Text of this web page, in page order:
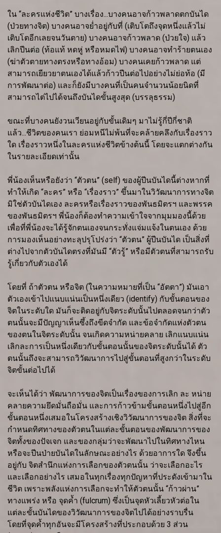
ใน “ละครแห่งชีวิต” บางเรื่อง...บางคนอาจก้าวพลาดตกบันได
(ป่วยทางจิต) บางคนอาจย่ำอยู่กับที่ (เติบโตถึงจุดหนึ่งแล้วไม่
เติบโตอีกเลยจนวันตาย) บางคนอาจก้าวพลาด (ป่วยใจ) แล้ว
เลิกปีนต่อ (ท้อแท้ หดหู่ หรือหมดไฟ) บางคนอาจทำร้ายตนเอง
(ฆ่าตัวตายทางตรงหรือทางอ้อม) บางคนเคยก้าวพลาด แต่
สามารถเยียวยาตนเองได้แล้วก้าวปีนต่อไปอย่างไม่ย่อท้อ (มี
การพัฒนาต่อ) และก็ยังมีบางคนที่เป็นคนจำนวนน้อยนิดที่
สามารถไต่ไปได้จนถึงบันไดขั้นสูงสุด (บรรลุธรรม)
ขณะที่บางคนยังวนเวียนอยู่กับขั้นเดิมๆ มาไม่รู้กี่ปีกี่ชาติ
แล้ว...ชีวิตของคนเรา ย่อมหนีไม่พ้นที่จะคล้ายคลึงกับเรื่องราว
ใด เรื่องราวหนึ่งในละครแห่งชีวิตข้างต้นนี้ โดยจะแตกต่างกัน
ในรายละเอียดเท่านั้น
พี่น้องเห็นหรือยังว่า “ตัวตน” (self) ของผู้ปีนบันไดนี้ต่างหากที่
ทำให้เกิด “ละคร” หรือ “เรื่องราว” ขึ้นมาในวิวัฒนาการทางจิต
มิใช่ตัวบันไดเอง ละครหรือเรื่องราวของพันธมิตรฯ และพรรค
ของพันธมิตรฯ พี่น้องก็ต้องทำความเข้าใจจากมุมมองนี้ด้วย
เพื่อที่พี่น้องจะได้รู้จักตนเองจนกระทั่งแจ่มแจ้งในตนเอง ด้วย
การมองเห็นอย่างทะลุปรุโปร่งว่า “ตัวตน” ผู้ปีนบันได เป็นสิ่งที่
ต่างไปจากตัวบันไดตรงที่มันมี “ตัวรู้” หรือมีตัวตนที่สามารถรับ
รู้เกี่ยวกับตัวเองได้
โดยที่ ถ้าตัวตน หรือจิต (ในความหมายที่เป็น “อัตตา”) มันเอา
ตัวเองเข้าไปแนบแน่นเป็นหนึ่งเดียว (identify) กับขั้นตอนของ
จิตในระดับใด มันก็จะติดอยู่กับจิตระดับนั้นไปตลอดจนกว่าตัว
ตนนั้นจะมีปัญญาเห็นซึ้งถึงขีดจำกัด และข้อจำกัดแห่งตัวตน
ของตนในจิตระดับนั้น จนเกิดความหน่ายคลาย เลิกแนบแน่น
เลิกละการเป็นหนึ่งเดียวกับขั้นตอนนั้นของจิตระดับนั้นได้ ตัว
ตนนั้นถึงจะสามารถวิวัฒนาการไปสู่ขั้นตอนที่สูงกว่าในระดับ
จิตขั้นต่อไปได้
จะเห็นได้ว่า พัฒนาการของจิตเป็นเรื่องของการเลิก ละ หน่าย
คลายความยึดมั่นถือมั่น และการก้าวข้ามขั้นตอนหนึ่งไปสู่อีก
ขั้นตอนหนึ่งเสมอในโครงสร้างเชิงวิวัฒนาการของจิต สิ่งที่จะ
กำหนดทิศทางของตัวตนในแต่ละขั้นตอนของพัฒนาการของ
จิตทั้งของปัจเจก และของกลุ่มว่าจะพัฒนาไปในทิศทางไหน
หรือจะปีนป่ายบันไดในลักษณะอย่างไร ด้วยอาการใด จึงขึ้น
อยู่กับ จิตสำนึกแห่งการเลือกของตัวตนนั้น ว่าจะเลือกอะไร
และเลือกอย่างไร เสมอในทุกเรื่องทุกปัญหาที่ประดังเข้ามาใน
ชีวิต เพราะพลังแห่งการเลือกจะทำให้ตัวตนนั้น “ก้าวผ่าน”
ทางแพร่ง หรือ จุดค้ำ (fulcrum) ซึ่งเป็นจุดหัวเลี้ยวหัวต่อใน
แต่ละขั้นบันไดของวิวัฒนาการของจิตไปได้อย่างราบรื่น
โดยที่จุดค้ำทุกอันจะมีโครงสร้างที่ประกอบด้วย 3 ส่วน